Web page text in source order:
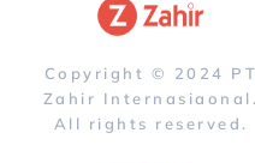
Copyright © 2024 PT
Zahir Internasiaonal.
All rights reserved.